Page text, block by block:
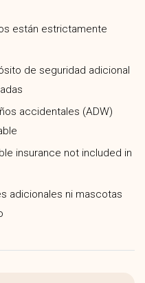
están estrictamente
de seguridad adicional
accidentales (ADW)
insurance not included in
adicionales ni mascotas